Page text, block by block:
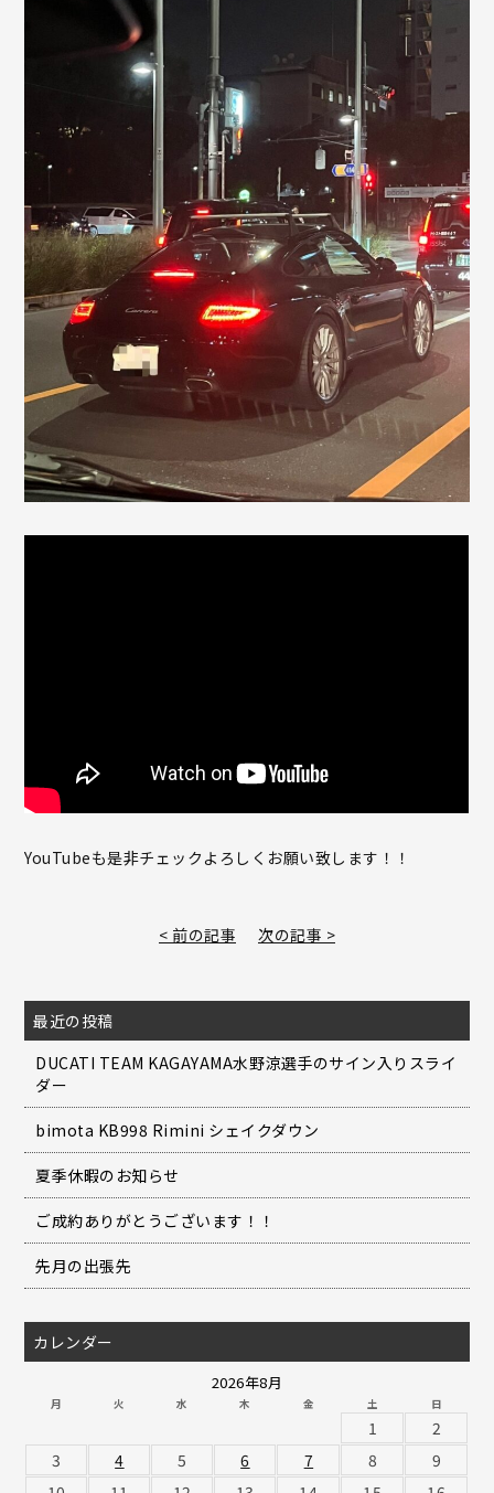
YouTubeも是非チェックよろしくお願い致します！！
< 前の記事 次の記事 >
最近の投稿
DUCATI TEAM KAGAYAMA水野涼選手のサイン入りスライ
ダー
bimota KB998 Rimini シェイクダウン
夏季休暇のお知らせ
ご成約ありがとうございます！！
先月の出張先
カレンダー
2026年8月
月 火 水 木 金 土 日
1
2
3
4 5 6 7 8
9